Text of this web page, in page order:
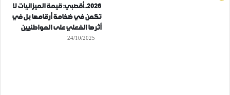
2026..أقصبي: قيمة الميزانيات لا
تكمن في ضخامة أرقامها بل في
أثرها الفعلي على المواطنيين
24/10/2025